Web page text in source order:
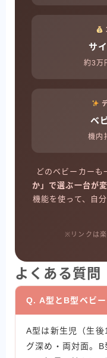
サ
約3万
ベ
機内
どのベビーカーも
か」で選ぶ一台が
機能を使って、自
※リンクは
よくある質問
Q. A型とB型ベビー
A型は新生児（生
グ深め・両対面。